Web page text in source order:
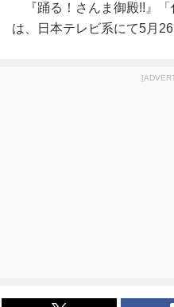
『踊る！さんま御殿!!』「
は、日本テレビ系にて5月26